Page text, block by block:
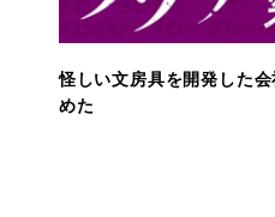
怪しい文房具を開発した
めた